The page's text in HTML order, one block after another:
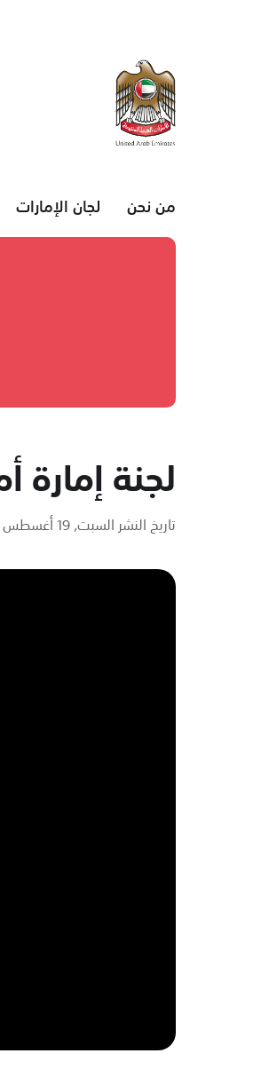
من نحن لجان الإمارات
لجنة إمارة
تاريخ النشر السبت, 19 أغسطس 2023